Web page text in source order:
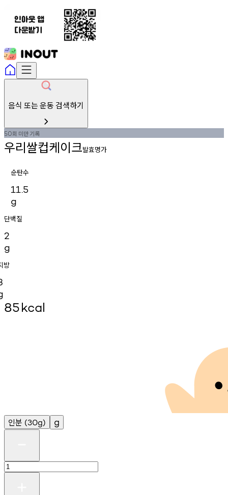
음식 또는 운동 검색하기
50회 미만기록
우리쌀컵케이크발효명가
순탄수
11.5
g
단백질
2
g
방
85kcal
인분 (30g) g